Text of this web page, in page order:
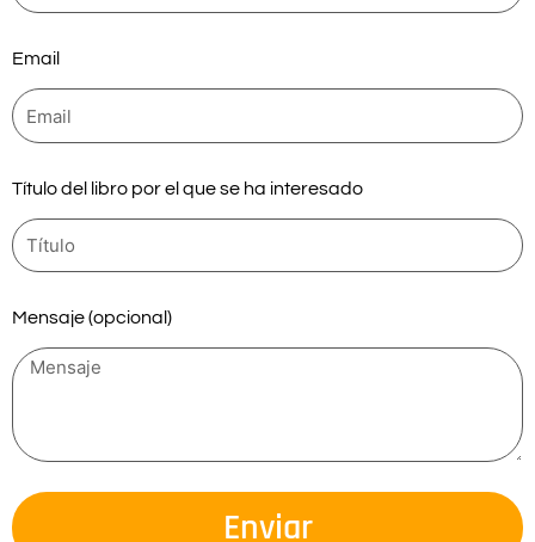
Email
Título del libro por el que se ha interesado
Mensaje (opcional)
Enviar